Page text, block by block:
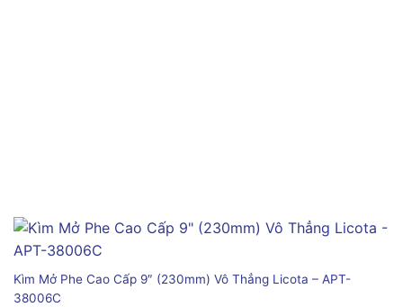
Kìm Mở Phe Cao Cấp 9″ (230mm) Vô Thẳng Licota – APT-
38006C